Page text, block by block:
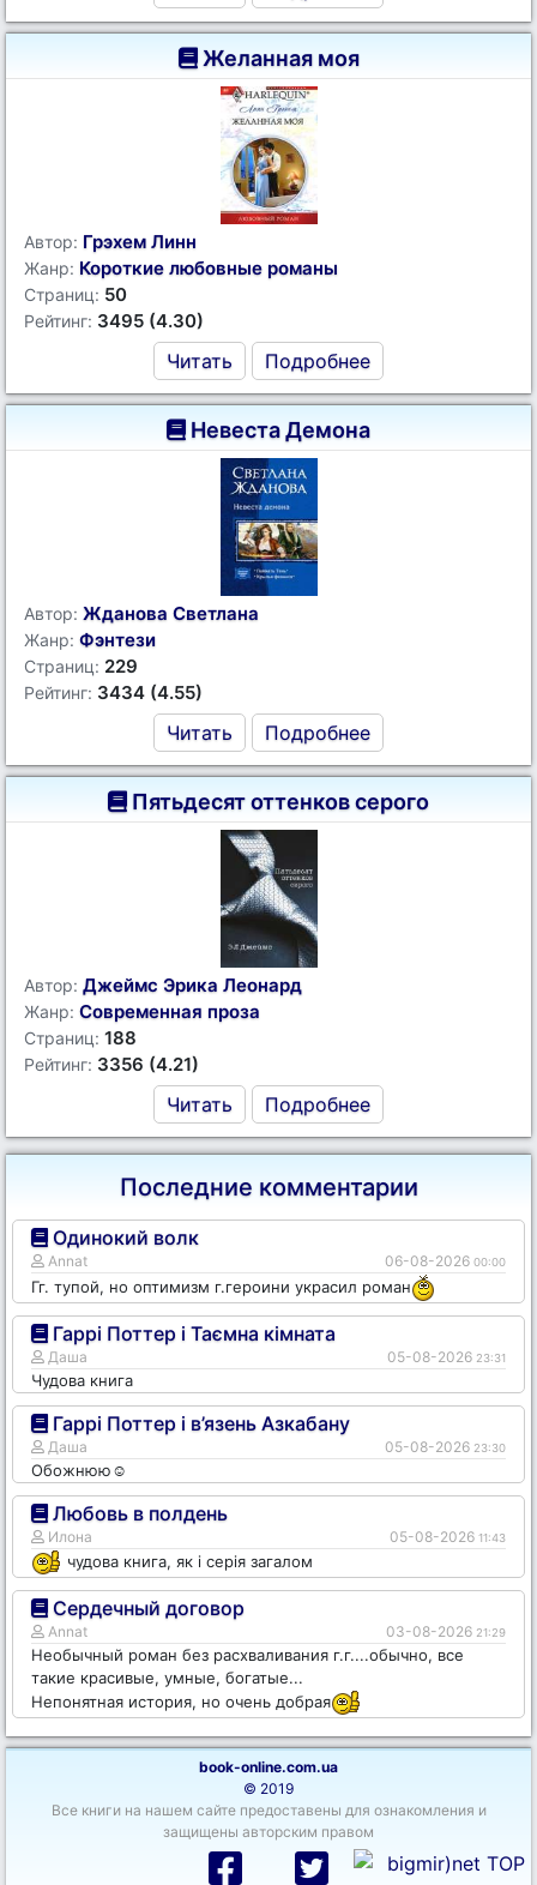
Желанная моя
Автор: Грэхем Линн
Жанр: Короткие любовные романы
Страниц: 50
Рейтинг: 3495 (4.30)
Читать Подробнее
Невеста Демона
Автор: Жданова Светлана
Жанр: Фэнтези
Страниц: 229
Рейтинг: 3434 (4.55)
Читать Подробнее
Пятьдесят оттенков серого
Автор: Джеймс Эрика Леонард
Жанр: Современная проза
Страниц: 188
Рейтинг: 3356 (4.21)
Читать Подробнее
Последние комментарии
Одинокий волк
Annat 06-08-2026 00:00
Гг. тупой, но оптимизм г.героини украсил роман
Гаррі Поттер і Таємна кімната
Даша 05-08-2026 23:31
Чудова книга
Гаррі Поттер і в’язень Азкабану
Даша 05-08-2026 23:30
Обожнюю☺️
Любовь в полдень
Илона 05-08-2026 11:43
чудова книга, як і серія загалом
Сердечный договор
Annat 03-08-2026 21:29
Необычный роман без расхваливания г.г....обычно, все
такие красивые, умные, богатые...
Непонятная история, но очень добрая
book-online.com.ua
© 2019
Все книги на нашем сайте предоставены для ознакомления и
защищены авторским правом